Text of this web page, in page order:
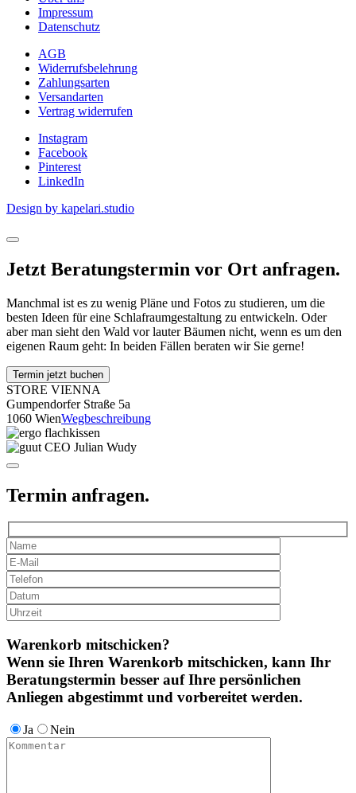
Impressum
Datenschutz
AGB
Widerrufsbelehrung
Zahlungsarten
Versandarten
Vertrag widerrufen
Instagram
Facebook
Pinterest
LinkedIn
Design by kapelari.studio
Jetzt Beratungstermin vor Ort anfragen.
Manchmal ist es zu wenig Pläne und Fotos zu studieren, um die
besten Ideen für eine Schlafraumgestaltung zu entwickeln. Oder
aber man sieht den Wald vor lauter Bäumen nicht, wenn es um den
eigenen Raum geht: In beiden Fällen beraten wir Sie gerne!
Termin jetzt buchen
STORE VIENNA
Gumpendorfer Straße 5a
1060 WienWegbeschreibung
Termin anfragen.
Warenkorb mitschicken?
Wenn sie Ihren Warenkorb mitschicken, kann Ihr
Beratungstermin besser auf Ihre persönlichen
Anliegen abgestimmt und vorbereitet werden.
Ja Nein